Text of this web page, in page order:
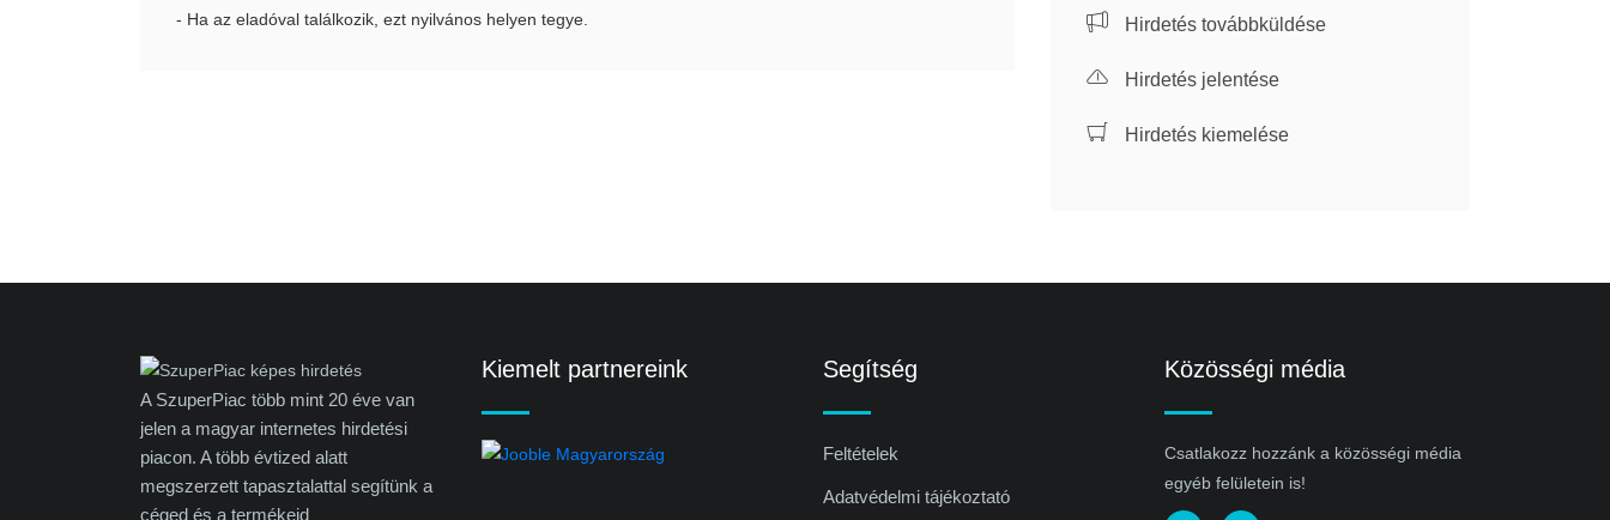
- Ha az eladóval találkozik, ezt nyilvános helyen tegye.
Hirdetés továbbküldése
Hirdetés jelentése
Hirdetés kiemelése
A SzuperPiac több mint 20 éve van
jelen a magyar internetes hirdetési
piacon. A több évtized alatt
megszerzett tapasztalattal segítünk a
céged és a termékeid
Kiemelt partnereink Segítség
Feltételek
Adatvédelmi tájékoztató
Közösségi média
Csatlakozz hozzánk a közösségi média
egyéb felületein is!